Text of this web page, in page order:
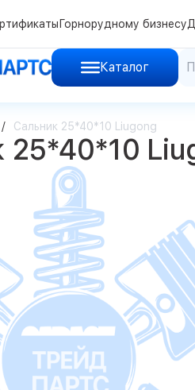
Каталог
Горнорудному бизнесу
Сальник 25*40*10 Liugong
25*40*10